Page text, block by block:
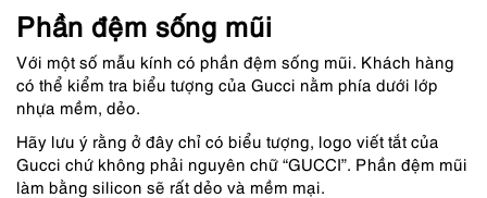
Phần đệm sống mũi
Với một số mẫu kính có phần đệm sống mũi. Khách hàng
có thể kiểm tra biểu tượng của Gucci nằm phía dưới lớp
nhựa mềm, dẻo.
Hãy lưu ý rằng ở đây chỉ có biểu tượng, logo viết tắt của
Gucci chứ không phải nguyên chữ “GUCCI”. Phần đệm mũi
làm bằng silicon sẽ rất dẻo và mềm mại.